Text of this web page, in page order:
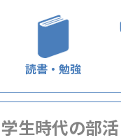
読書・勉強
学生時代の部活